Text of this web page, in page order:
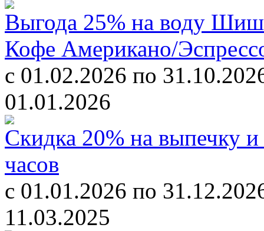
Выгода 25% на воду
Кофе Американо/
c 01.02.2026 по
01.01.2026
Скидка 20% на выпечку
часов
с 01.01.2026 по
11.03.2025